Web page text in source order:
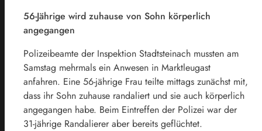
56-Jährige wird zuhause von Sohn körperlich
angegangen
Polizeibeamte der Inspektion Stadtsteinach mussten am
Samstag mehrmals ein Anwesen in Marktleugast
anfahren. Eine 56-jährige Frau teilte mittags zunächst mit,
dass ihr Sohn zuhause randaliert und sie auch körperlich
angegangen habe. Beim Eintreffen der Polizei war der
31-jährige Randalierer aber bereits geflüchtet.